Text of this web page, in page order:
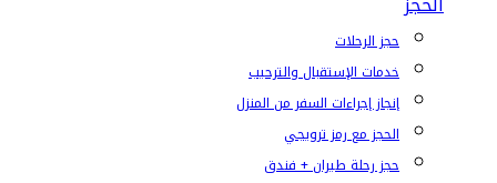
حجز الرحلات
خدمات الإستقبال والترحيب
إنجاز إجراءات السفر من المنزل
الحجز مع رمز ترويجي
حجز رحلة طيران + فندق